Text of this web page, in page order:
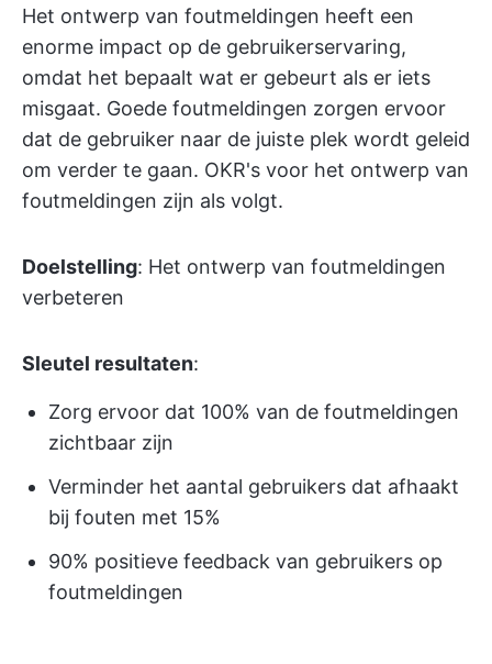
Het ontwerp van foutmeldingen heeft een
enorme impact op de gebruikerservaring,
omdat het bepaalt wat er gebeurt als er iets
misgaat. Goede foutmeldingen zorgen ervoor
dat de gebruiker naar de juiste plek wordt geleid
om verder te gaan. OKR's voor het ontwerp van
foutmeldingen zijn als volgt.
Doelstelling: Het ontwerp van foutmeldingen
verbeteren
Sleutel resultaten:
Zorg ervoor dat 100% van de foutmeldingen
zichtbaar zijn
Verminder het aantal gebruikers dat afhaakt
bij fouten met 15%
90% positieve feedback van gebruikers op
foutmeldingen